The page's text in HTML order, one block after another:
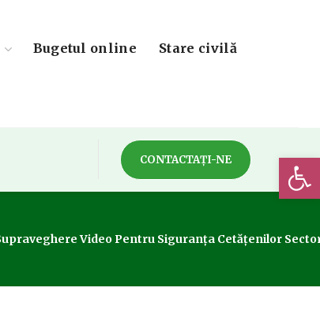
Bugetul online Stare civilă
CONTACTAȚI-NE
Video Pentru Siguranța Cetățenilor